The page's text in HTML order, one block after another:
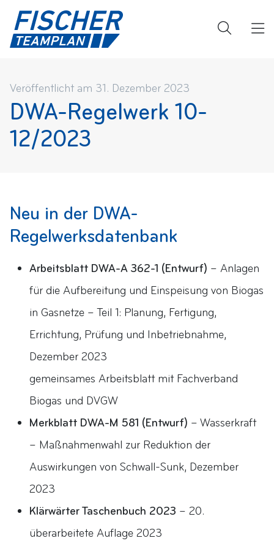
Veröffentlicht am 31. Dezember 2023
DWA-Regelwerk 10-
12/2023
Neu in der DWA-
Regelwerksdatenbank
Arbeitsblatt DWA-A 362-1 (Entwurf) – Anlagen
für die Aufbereitung und Einspeisung von Biogas
in Gasnetze – Teil 1: Planung, Fertigung,
Errichtung, Prüfung und Inbetriebnahme,
Dezember 2023
gemeinsames Arbeitsblatt mit Fachverband
Biogas und DVGW
Merkblatt DWA-M 581 (Entwurf) – Wasserkraft
– Maßnahmenwahl zur Reduktion der
Auswirkungen von Schwall-Sunk, Dezember
2023
Klärwärter Taschenbuch 2023 – 20.
überarbeitete Auflage 2023